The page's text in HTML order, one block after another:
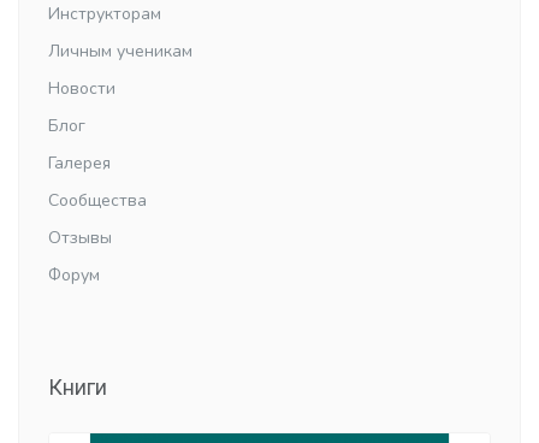
Инструкторам
Личным ученикам
Новости
Блог
Галерея
Сообщества
Отзывы
Форум
Книги